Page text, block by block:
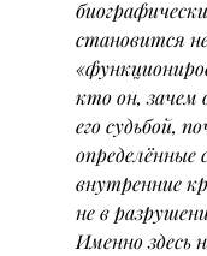
становится
кто он, зачем
его судьбой,
определённые
внутренние
не в
Именно здесь